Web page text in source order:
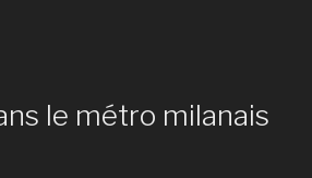
le métro milanais